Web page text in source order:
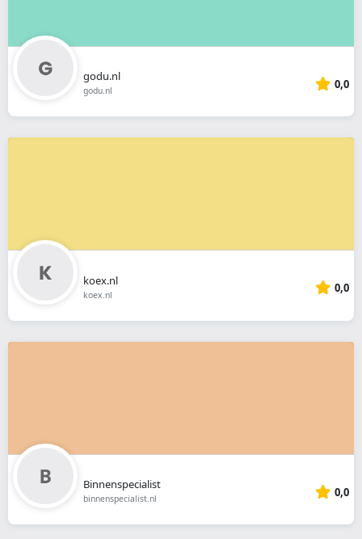
godu.nl
godu.nl 0,0
koex.nl
koex.nl 0,0
Binnenspecialist
binnenspecialist.nl 0,0